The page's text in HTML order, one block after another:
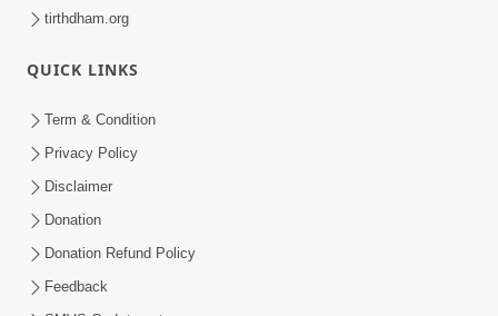
હરિ નવમીએ આટલું દ્રઢ કરી દઈએ તો બેડો પાર
Swaninarayan | SMVS | 2023
Mar 27, 2023
tirthdham.org
QUICK LINKS
Term & Condition
Privacy Policy
Disclaimer
Donation
Donation Refund Policy
Feedback